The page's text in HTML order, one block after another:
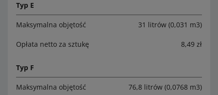
Typ E
Maksymalna objętość 31 litrów (0,031 m3)
Opłata netto za sztukę 8,49 zł
Typ F
Maksymalna objętość 76,8 litrów (0,0768 m3)